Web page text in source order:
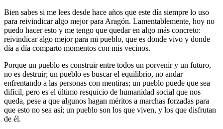
Bien sabes si me lees desde hace años que este día siempre lo uso
para reivindicar algo mejor para Aragón. Lamentablemente, hoy no
puedo hacer esto y me tengo que quedar en algo más concreto:
reivindicar algo mejor para mi pueblo, que es donde vivo y donde
día a día comparto momentos con mis vecinos.
Porque un pueblo es construir entre todos un porvenir y un futuro,
no es destruir; un pueblo es buscar el equilibrio, no andar
enfrentando a las personas con mentiras; un pueblo puede que sea
difícil, pero es el último resquicio de humanidad social que nos
queda, pese a que algunos hagan méritos a marchas forzadas para
que esto no sea así; un pueblo son los que viven, y los que disfrutan
de él.